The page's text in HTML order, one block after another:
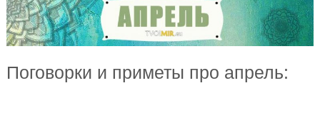
Поговорки и приметы про апрель: